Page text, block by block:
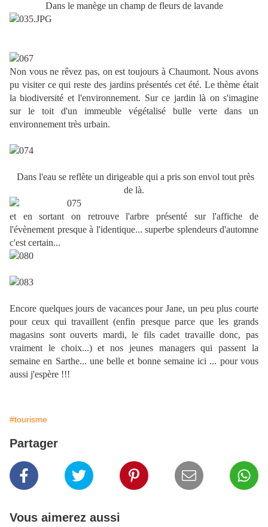
Dans le manège un champ de fleurs de lavande
Non vous ne rêvez pas, on est toujours à Chaumont. Nous avons
pu visiter ce qui reste des jardins présentés cet été. Le thème était
la biodiversité et l'environnement. Sur ce jardin là on s'imagine
sur le toit d'un immeuble végétalisé bulle verte dans un
environnement très urbain.
Dans l'eau se reflète un dirigeable qui a pris son envol tout près
de là.
et en sortant on retrouve l'arbre présenté sur l'affiche de
l'évènement presque à l'identique... superbe splendeurs d'automne
c'est certain...
Encore quelques jours de vacances pour Jane, un peu plus courte
pour ceux qui travaillent (enfin presque parce que les grands
magasins sont ouverts mardi, le fils cadet travaille donc, pas
vraiment le choix...) et nos jeunes managers qui passent la
semaine en Sarthe... une belle et bonne semaine ici ... pour vous
aussi j'espère !!!
#tourisme
Partager
Vous aimerez aussi